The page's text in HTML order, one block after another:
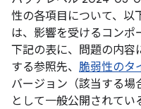
性の各項目について、以
は、影響を受けるコンポ
下記の表に、問題の内容
する参照先、 脆弱性のタ
バージョン（該当する場
として一般公開されてい